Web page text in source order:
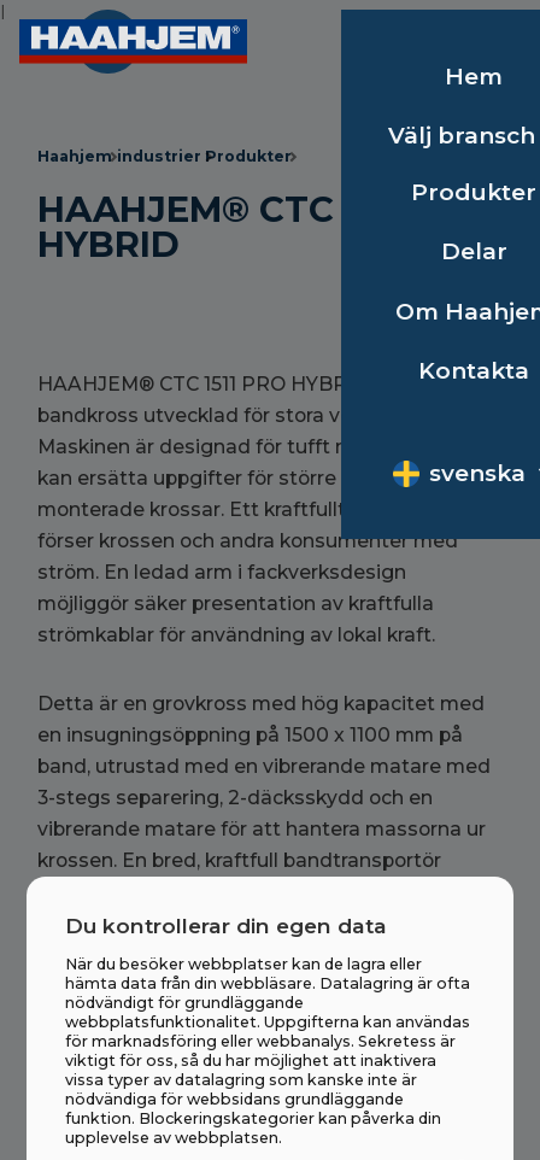
Hem
Välj bransch
Produkter
Delar
Om
Kontakta
svenska
Haahjem industrier Produkter
HAAHJEM® CTC 1511 PRO
HYBRID
HAAHJEM® CTC 1511 PRO HYBRID är en
bandkross utvecklad för stora volymer.
Maskinen är designad för tufft norskt berg och
kan ersätta uppgifter för större statiskt
monterade krossar. Ett kraftfullt generatorpaket
förser krossen och andra konsumenter med
ström. En ledad arm i fackverksdesign
möjliggör säker presentation av kraftfulla
strömkablar för användning av lokal kraft.
Detta är en grovkross med hög kapacitet med
en insugningsöppning på 1500 x 1100 mm på
band, utrustad med en vibrerande matare med
3-stegs separering, 2-däcksskydd och en
vibrerande matare för att hantera massorna ur
krossen. En bred, kraftfull bandtransportör
Maskinen är inbyggd i moduler och delas upp
med hjälp av. hydrauliska ben för att flytta till
nästa uppgift.
Du kontrollerar din egen data
När du besöker webbplatser kan de lagra eller
hämta data från din webbläsare. Datalagring är ofta
nödvändigt för grundläggande
webbplatsfunktionalitet. Uppgifterna kan användas
för marknadsföring eller webbanalys. Sekretess är
viktigt för oss, så du har möjlighet att inaktivera
vissa typer av datalagring som kanske inte är
nödvändiga för webbsidans grundläggande
funktion. Blockeringskategorier kan påverka din
upplevelse av webbplatsen.